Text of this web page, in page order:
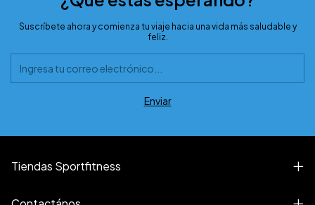
Suscríbete ahora y comienza tu viaje hacia una vida más saludable y
feliz.
Tiendas Sportfitness